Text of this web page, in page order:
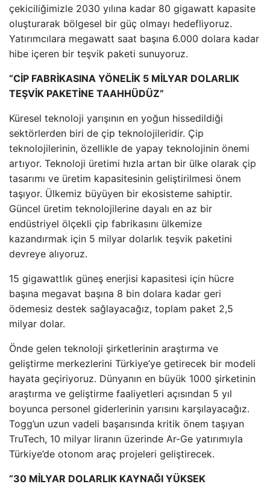
çekiciliğimizle 2030 yılına kadar 80 gigawatt kapasite
oluşturarak bölgesel bir güç olmayı hedefliyoruz.
Yatırımcılara megawatt saat başına 6.000 dolara kadar
hibe içeren bir teşvik paketi sunuyoruz.
“CİP FABRİKASINA YÖNELİK 5 MİLYAR DOLARLIK
TEŞVİK PAKETİNE TAAHHÜDÜZ”
Küresel teknoloji yarışının en yoğun hissedildiği
sektörlerden biri de çip teknolojileridir. Çip
teknolojilerinin, özellikle de yapay teknolojinin önemi
artıyor. Teknoloji üretimi hızla artan bir ülke olarak çip
tasarımı ve üretim kapasitesinin geliştirilmesi önem
taşıyor. Ülkemiz büyüyen bir ekosisteme sahiptir.
Güncel üretim teknolojilerine dayalı en az bir
endüstriyel ölçekli çip fabrikasını ülkemize
kazandırmak için 5 milyar dolarlık teşvik paketini
devreye alıyoruz.
15 gigawattlık güneş enerjisi kapasitesi için hücre
başına megavat başına 8 bin dolara kadar geri
ödemesiz destek sağlayacağız, toplam paket 2,5
milyar dolar.
Önde gelen teknoloji şirketlerinin araştırma ve
geliştirme merkezlerini Türkiye’ye getirecek bir modeli
hayata geçiriyoruz. Dünyanın en büyük 1000 şirketinin
araştırma ve geliştirme faaliyetleri açısından 5 yıl
boyunca personel giderlerinin yarısını karşılayacağız.
Togg’un uzun vadeli başarısında kritik önem taşıyan
TruTech, 10 milyar liranın üzerinde Ar-Ge yatırımıyla
Türkiye’de otonom araç projeleri geliştirecek.
“30 MİLYAR DOLARLIK KAYNAĞI YÜKSEK